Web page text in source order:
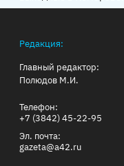
Редакция:
Главный редактор:
Полюдов М.И.
Телефон:
+7 (3842) 45-22-95
Эл. почта:
gazeta@a42.ru